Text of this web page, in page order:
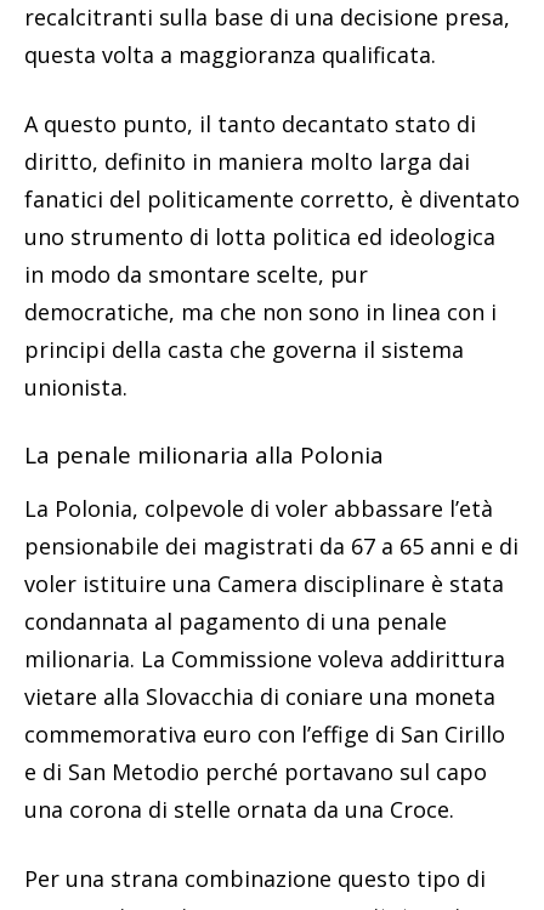
recalcitranti sulla base di una decisione presa,
questa volta a maggioranza qualificata.
A questo punto, il tanto decantato stato di
diritto, definito in maniera molto larga dai
fanatici del politicamente corretto, è diventato
uno strumento di lotta politica ed ideologica
in modo da smontare scelte, pur
democratiche, ma che non sono in linea con i
principi della casta che governa il sistema
unionista.
La penale milionaria alla Polonia
La Polonia, colpevole di voler abbassare l’età
pensionabile dei magistrati da 67 a 65 anni e di
voler istituire una Camera disciplinare è stata
condannata al pagamento di una penale
milionaria. La Commissione voleva addirittura
vietare alla Slovacchia di coniare una moneta
commemorativa euro con l’effige di San Cirillo
e di San Metodio perché portavano sul capo
una corona di stelle ornata da una Croce.
Per una strana combinazione questo tipo di